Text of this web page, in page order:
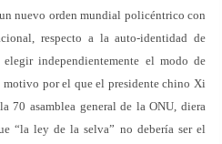
nuevo orden mundial policéntrico con
respecto a la auto-identidad de
independientemente el modo de
motivo por el que el presidente chino Xi
70 asamblea general de la ONU, diera
“la ley de la selva” no debería ser el